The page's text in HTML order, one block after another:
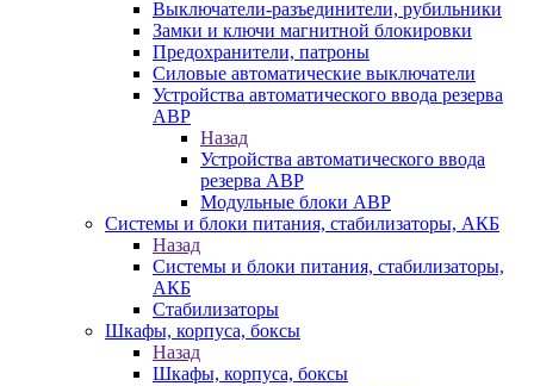
Выключатели-разъединители, рубильники
Замки и ключи магнитной блокировки
Предохранители, патроны
Силовые автоматические выключатели
Устройства автоматического ввода резерва
АВР
Назад
Устройства автоматического ввода
резерва АВР
Модульные блоки АВР
Системы и блоки питания, стабилизаторы, АКБ
Назад
Системы и блоки питания, стабилизаторы,
АКБ
Стабилизаторы
Шкафы, корпуса, боксы
Назад
Шкафы, корпуса, боксы